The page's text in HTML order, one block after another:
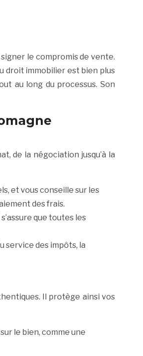
le compromis de vente.
droit immobilier est bien plus
au long du processus. Son
de la négociation jusqu’à la
et vous conseille sur les
des frais.
que toutes les
service des impôts, la
Il protège ainsi vos
le bien, comme une